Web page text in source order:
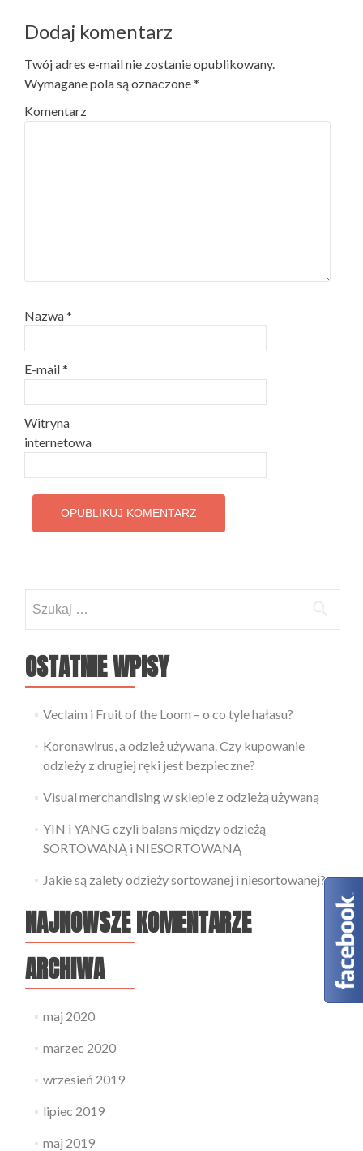
Dodaj komentarz
Twój adres e-mail nie zostanie opublikowany.
Wymagane pola są oznaczone*
Komentarz
Nazwa*
E-mail*
Witryna
internetowa
OSTATNIE WPISY
Veclaim i Fruit of the Loom – o co tyle hałasu?
Koronawirus, a odzież używana. Czy kupowanie
odzieży z drugiej ręki jest bezpieczne?
Visual merchandising w sklepie z odzieżą używaną
YIN i YANG czyli balans między odzieżą
SORTOWANĄ i NIESORTOWANĄ
Jakie są zalety odzieży sortowanej i niesortowanej?
NAJNOWSZE KOMENTARZE
ARCHIWA
maj 2020
marzec 2020
wrzesień 2019
lipiec 2019
maj 2019